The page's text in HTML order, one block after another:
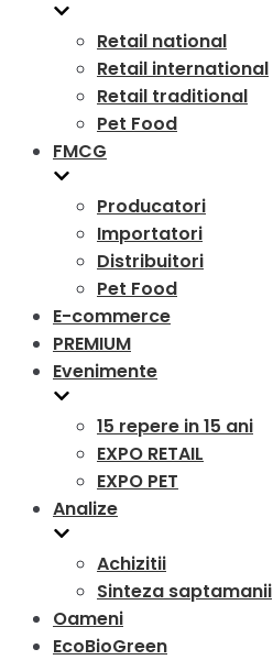
Retail national
Retail international
Retail traditional
Pet Food
FMCG
Producatori
Importatori
Distribuitori
Pet Food
E-commerce
PREMIUM
Evenimente
15 repere in 15 ani
EXPO RETAIL
EXPO PET
Analize
Achizitii
Sinteza saptamanii
Oameni
EcoBioGreen